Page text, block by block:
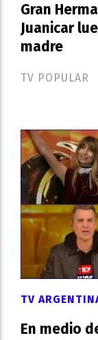
Gran
Juanicar
madre
TV POPULAR
En medio
TV